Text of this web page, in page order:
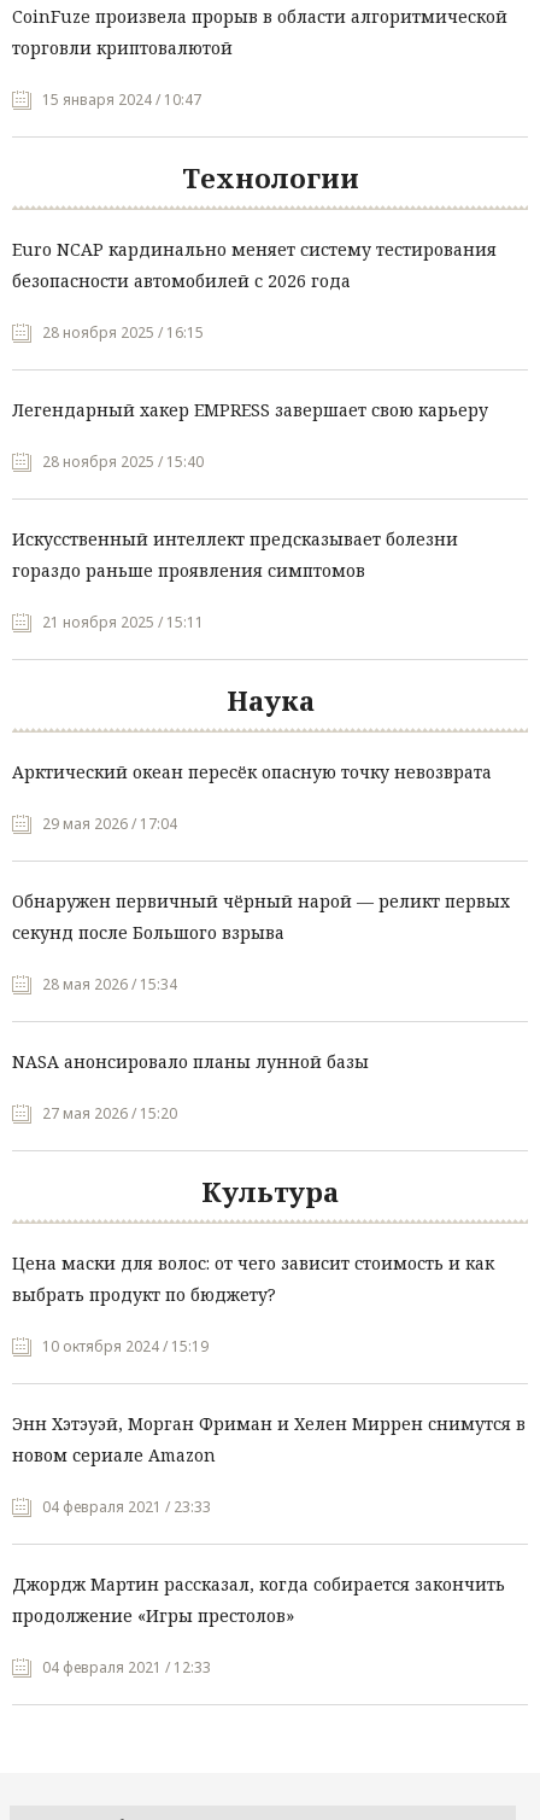
CoinFuze произвела прорыв в области алгоритмической
торговли криптовалютой
15 января 2024 / 10:47
Технологии
Euro NCAP кардинально меняет систему тестирования
безопасности автомобилей с 2026 года
28 ноября 2025 / 16:15
Легендарный хакер EMPRESS завершает свою карьеру
28 ноября 2025 / 15:40
Искусственный интеллект предсказывает болезни
гораздо раньше проявления симптомов
21 ноября 2025 / 15:11
Наука
Арктический океан пересёк опасную точку невозврата
29 мая 2026 / 17:04
Обнаружен первичный чёрный нарой — реликт первых
секунд после Большого взрыва
28 мая 2026 / 15:34
NASA анонсировало планы лунной базы
27 мая 2026 / 15:20
Культура
Цена маски для волос: от чего зависит стоимость и как
выбрать продукт по бюджету?
10 октября 2024 / 15:19
Энн Хэтэуэй, Морган Фриман и Хелен Миррен снимутся в
новом сериале Amazon
04 февраля 2021 / 23:33
Джордж Мартин рассказал, когда собирается закончить
продолжение «Игры престолов»
04 февраля 2021 / 12:33